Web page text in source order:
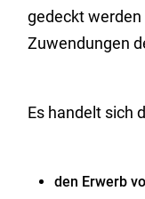
gedeckt werden
Zuwendungen
Es handelt sich
den Erwerb